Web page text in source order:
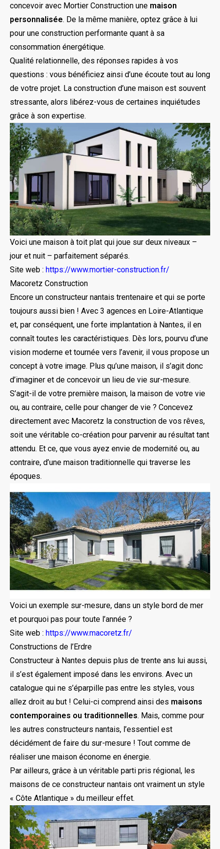
concevoir avec Mortier Construction une maison
personnalisée. De la même manière, optez grâce à lui
pour une construction performante quant à sa
consommation énergétique.
Qualité relationnelle, des réponses rapides à vos
questions : vous bénéficiez ainsi d’une écoute tout au long
de votre projet. La construction d’une maison est souvent
stressante, alors libérez-vous de certaines inquiétudes
grâce à son expertise.
Voici une maison à toit plat qui joue sur deux niveaux –
jour et nuit – parfaitement séparés.
Site web : https://www.mortier-construction.fr/
Macoretz Construction
Encore un constructeur nantais trentenaire et qui se porte
toujours aussi bien ! Avec 3 agences en Loire-Atlantique
et, par conséquent, une forte implantation à Nantes, il en
connaît toutes les caractéristiques. Dès lors, pourvu d’une
vision moderne et tournée vers l’avenir, il vous propose un
concept à votre image. Plus qu’une maison, il s’agit donc
d’imaginer et de concevoir un lieu de vie sur-mesure.
S’agit-il de votre première maison, la maison de votre vie
ou, au contraire, celle pour changer de vie ? Concevez
directement avec Macoretz la construction de vos rêves,
soit une véritable co-création pour parvenir au résultat tant
attendu. Et ce, que vous ayez envie de modernité ou, au
contraire, d’une maison traditionnelle qui traverse les
époques.
Voici un exemple sur-mesure, dans un style bord de mer
et pourquoi pas pour toute l’année ?
Site web : https://www.macoretz.fr/
Constructions de l’Erdre
Constructeur à Nantes depuis plus de trente ans lui aussi,
il s’est également imposé dans les environs. Avec un
catalogue qui ne s’éparpille pas entre les styles, vous
allez droit au but ! Celui-ci comprend ainsi des maisons
contemporaines ou traditionnelles. Mais, comme pour
les autres constructeurs nantais, l’essentiel est
décidément de faire du sur-mesure ! Tout comme de
réaliser une maison économe en énergie.
Par ailleurs, grâce à un véritable parti pris régional, les
maisons de ce constructeur nantais ont vraiment un style
« Côte Atlantique » du meilleur effet.